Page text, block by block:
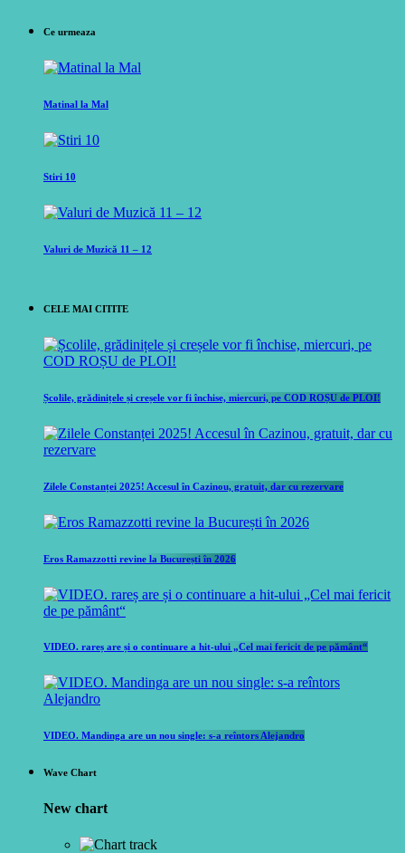
Ce urmeaza
Matinal la Mal
Stiri 10
Valuri de Muzică 11 – 12
CELE MAI CITITE
Școlile, grădinițele și creșele vor fi închise, miercuri, pe COD ROȘU de PLOI!
Zilele Constanței 2025! Accesul în Cazinou, gratuit, dar cu rezervare
Eros Ramazzotti revine la București în 2026
VIDEO. rareș are și o continuare a hit-ului „Cel mai fericit de pe pământ“
VIDEO. Mandinga are un nou single: s-a reîntors Alejandro
Wave Chart
New chart